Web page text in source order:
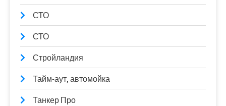
СТО
СТО
Стройландия
Тайм-аут, автомойка
Танкер Про